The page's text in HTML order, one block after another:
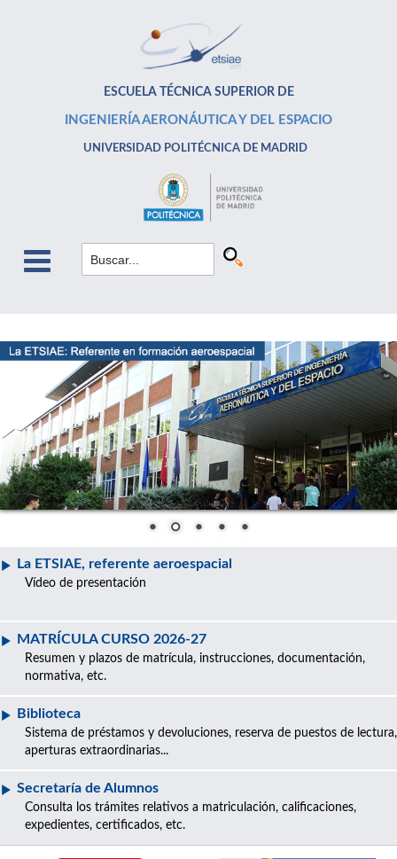
ESCUELA TÉCNICA SUPERIOR DE
INGENIERÍA AERONÁUTICA Y DEL ESPACIO
UNIVERSIDAD POLITÉCNICA DE MADRID
La ETSIAE, referente aeroespacial
Vídeo de presentación
MATRÍCULA CURSO 2026-27
Resumen y plazos de matrícula, instrucciones, documentación,
normativa, etc.
Biblioteca
Sistema de préstamos y devoluciones, reserva de puestos de lectura,
aperturas extraordinarias...
Secretaría de Alumnos
Consulta los trámites relativos a matriculación, calificaciones,
expedientes, certificados, etc.